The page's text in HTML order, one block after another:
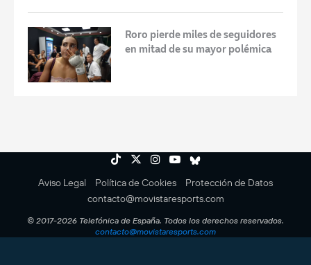
Roro pierde miles de seguidores
en mitad de su mayor polémica
Aviso Legal Política de Cookies
Protección de Datos
contacto@movistaresports.com
© 2017-2026 Telefónica de España. Todos los derechos reservados.
contacto@movistaresports.com